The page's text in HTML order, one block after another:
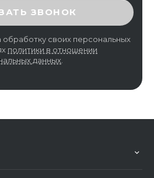
КОД
ЗВОНОК
обработку своих персональных
политики в отношении
данных